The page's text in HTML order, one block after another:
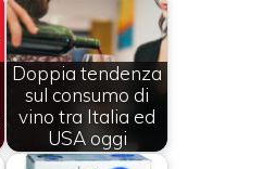
Doppia tendenza
sul consumo di
vino tra Italia ed
USA oggi